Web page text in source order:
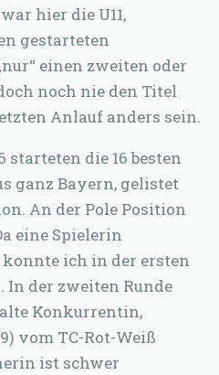
hier die U11,
gestarteten
einen zweiten oder
noch nie den Titel
Anlauf anders sein.
starteten die 16 besten
ganz Bayern, gelistet
An der Pole Position
eine Spielerin
ich in der ersten
In der zweiten Runde
Konkurrentin,
vom TC-Rot-Weiß
ist schwer